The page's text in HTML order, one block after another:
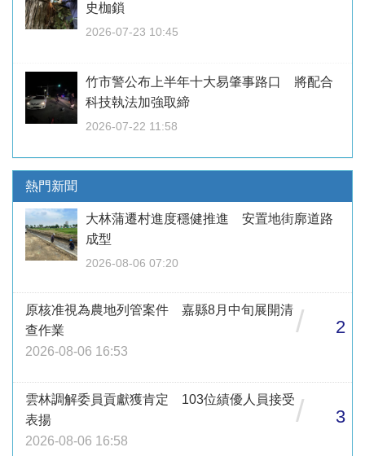
史枷鎖
2026-07-23 10:45
竹市警公布上半年十大易肇事路口 將配合
科技執法加強取締
2026-07-22 11:58
熱門新聞
大林蒲遷村進度穩健推進 安置地街廓道路
成型
2026-08-06 07:20
原核准視為農地列管案件 嘉縣8月中旬展開清
查作業
2026-08-06 16:53
/ 2
雲林調解委員貢獻獲肯定 103位績優人員接受
表揚
2026-08-06 16:58
/ 3